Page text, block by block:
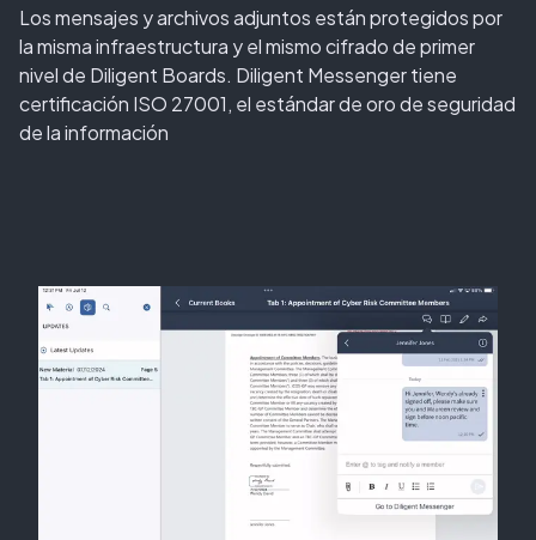
Los mensajes y archivos adjuntos están protegidos por
la misma infraestructura y el mismo cifrado de primer
nivel de Diligent Boards. Diligent Messenger tiene
certificación ISO 27001, el estándar de oro de seguridad
de la información